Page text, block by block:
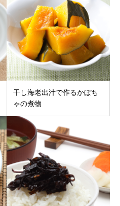
干し海老出汁で作るかぼち
ゃの煮物